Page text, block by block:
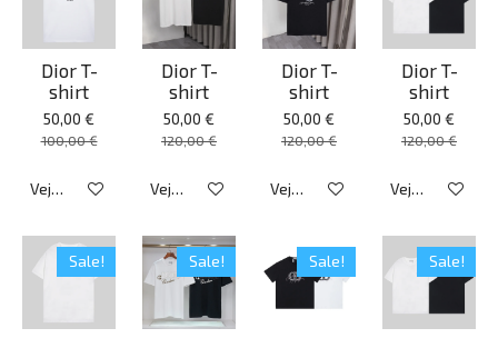
Dior T-
shirt
50,00 €
100,00 €
Veja detalhes
Dior T-
shirt
50,00 €
120,00 €
Veja detalhes
Dior T-
shirt
50,00 €
120,00 €
Veja detalhes
Dior T-
shirt
50,00 €
120,00 €
Veja detalhes
Sale! Sale! Sale! Sale!